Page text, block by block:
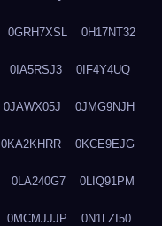
0GRH7XSL 0H17NT32
0IA5RSJ3 0IF4Y4UQ
0JAWX05J 0JMG9NJH
0KA2KHRR 0KCE9EJG
0LA240G7 0LIQ91PM
0MCMJJJP 0N1LZI50